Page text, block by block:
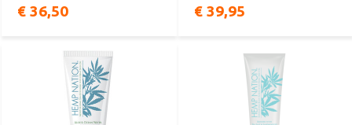
€ 36,50 € 39,95